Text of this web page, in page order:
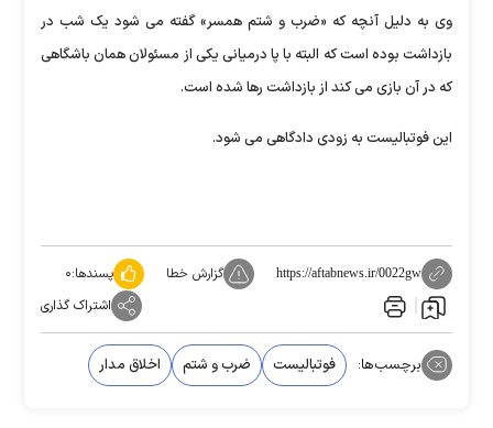
وی به دلیل آنچه که «ضرب و شتم همسر» گفته می شود یک شب در
بازداشت بوده است که البته با پا درمیانی یکی از مسئولان همان باشگاهی
که در آن بازی می کند از بازداشت رها شده است.
این فوتبالیست به زودی دادگاهی می شود.
https://aftabnews.ir/0022gw گزارش خطا پسندها:۰
اشتراک گذاری
برچسب‌ها: فوتبالیست ضرب و شتم اخلاق مدار